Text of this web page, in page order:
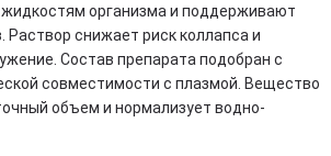
организма и поддерживают
Раствор снижает риск коллапса и
Состав препарата подобран с
совместимости с плазмой. Вещество
объем и нормализует водно-